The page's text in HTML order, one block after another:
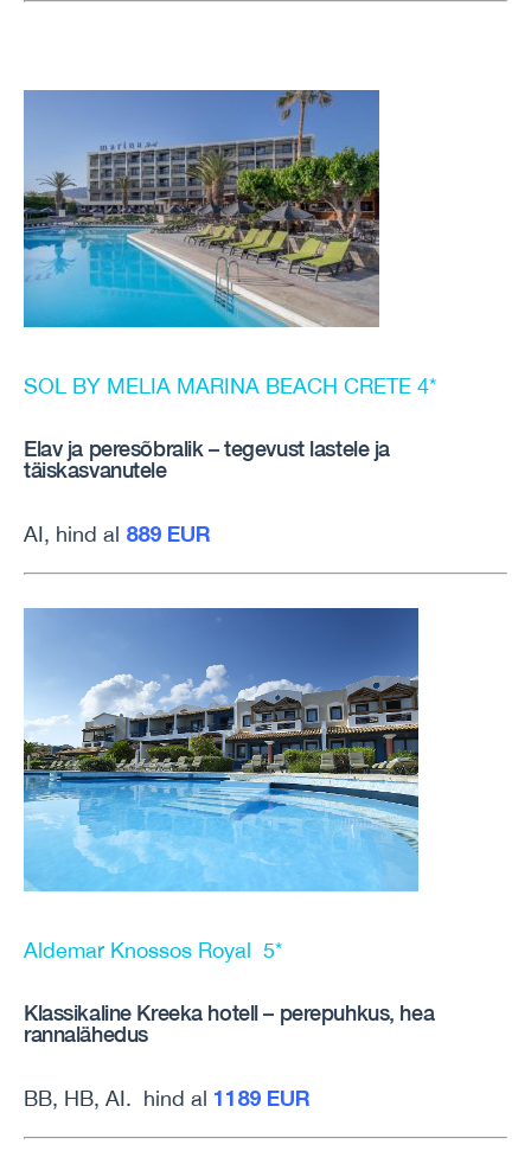
SOL BY MELIA MARINA BEACH CRETE 4*
Elav ja peresõbralik – tegevust lastele ja
täiskasvanutele
AI, hind al 889 EUR
Aldemar Knossos Royal 5*
Klassikaline Kreeka hotell – perepuhkus, hea
rannalähedus
BB, HB, AI. hind al 1189 EUR